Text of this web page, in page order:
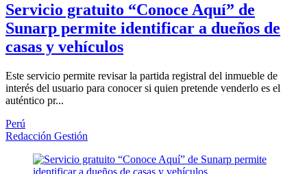
Servicio gratuito “Conoce Aquí” de
Sunarp permite identificar a dueños de
casas y vehículos
Este servicio permite revisar la partida registral del inmueble de
interés del usuario para conocer si quien pretende venderlo es el
auténtico pr...
Perú
Redacción Gestión